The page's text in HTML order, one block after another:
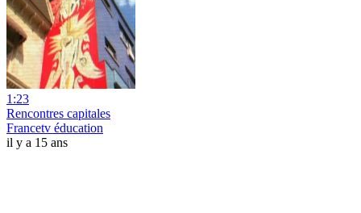
1:23
Rencontres capitales
Francetv éducation
il y a 15 ans